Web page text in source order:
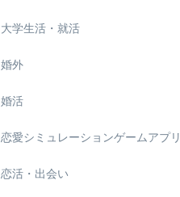
大学生活・就活
婚外
婚活
恋愛シミュレーションゲームアプリ
恋活・出会い